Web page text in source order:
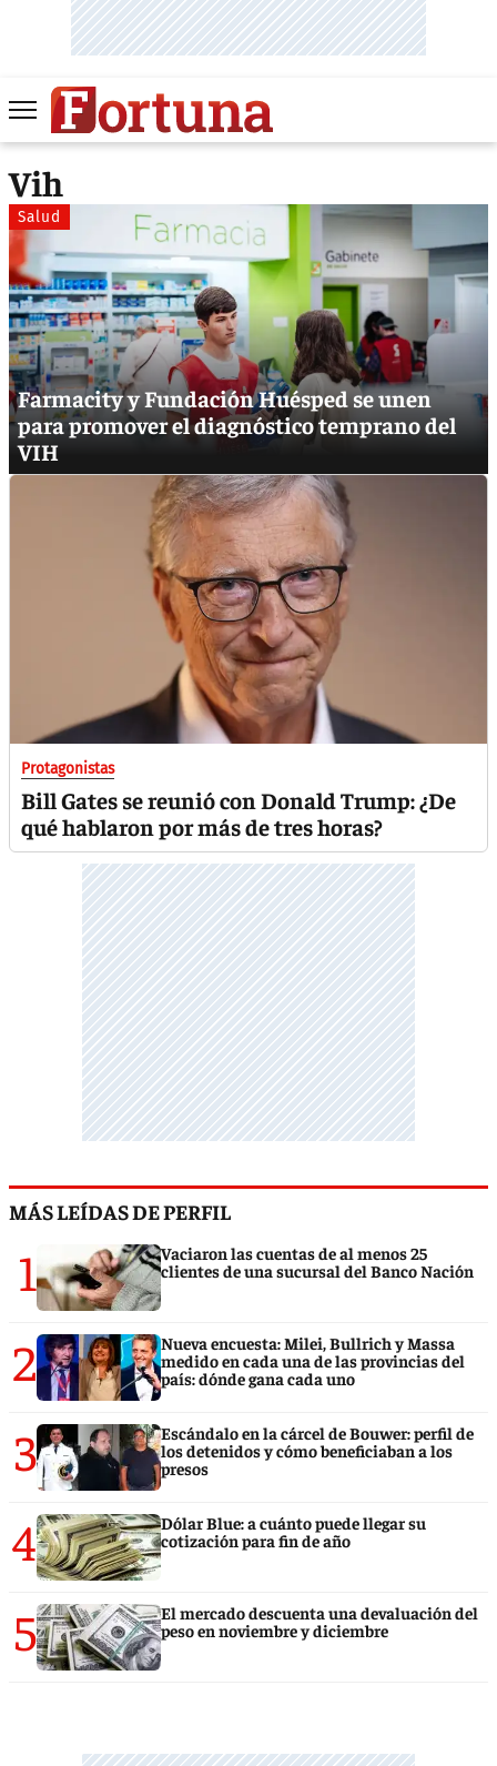
Vih
Salud
Farmacity y Fundación Huésped se unen
para promover el diagnóstico temprano del
VIH
Protagonistas
Bill Gates se reunió con Donald Trump: ¿De
qué hablaron por más de tres horas?
MÁS LEÍDAS DE PERFIL
1
Vaciaron las cuentas de al menos 25
clientes de una sucursal del Banco Nación
2
Nueva encuesta: Milei, Bullrich y Massa
medido en cada una de las provincias del
país: dónde gana cada uno
3
Escándalo en la cárcel de Bouwer: perfil de
los detenidos y cómo beneficiaban a los
presos
4
Dólar Blue: a cuánto puede llegar su
cotización para fin de año
5
El mercado descuenta una devaluación del
peso en noviembre y diciembre